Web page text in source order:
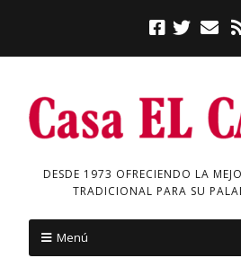
DESDE 1973 OFRECIENDO LA
TRADICIONAL PARA SU
Menú